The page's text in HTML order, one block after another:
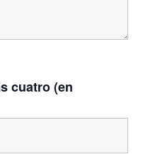
cuatro (en